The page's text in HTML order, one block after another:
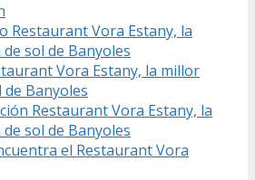
Restaurant Vora Estany, la
sol de Banyoles
Vora Estany, la millor
Banyoles
Restaurant Vora Estany, la
sol de Banyoles
el Restaurant Vora